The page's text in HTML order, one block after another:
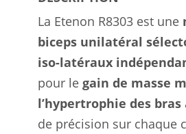
La Etenon R8303 est une
biceps unilatéral
iso-latéraux
pour le gain de masse
l’hypertrophie des bras
de précision sur chaque